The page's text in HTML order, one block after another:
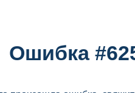
Ошибка